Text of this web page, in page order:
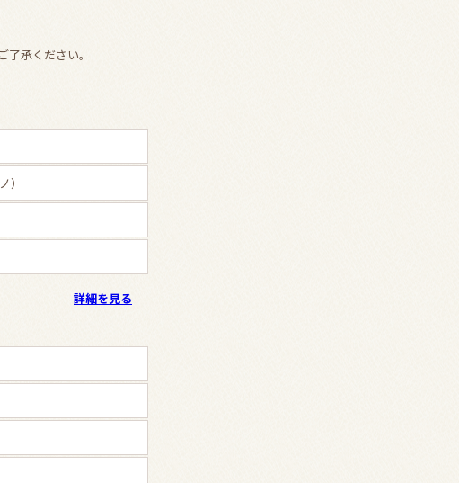
承ください。
）
詳細を見る